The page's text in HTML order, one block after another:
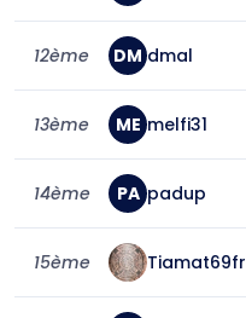
12ème DM dmal
13ème ME melfi31
14ème PA padup
15ème Tiamat69fr